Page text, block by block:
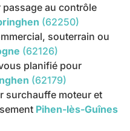
au contrôle
(62250)
souterrain ou
(62126)
planifié pour
(62179)
surchauffe moteur et
Pihen-lès-Guînes